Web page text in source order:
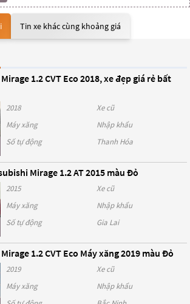
Tin xe khác cùng khoảng giá
1.2 CVT Eco 2018, xe đẹp giá rẻ bất
2018
Xe cũ
Máy xăng
Nhập khẩu
Số tự động
Thanh Hóa
Mirage 1.2 AT 2015 màu Đỏ
2015
Xe cũ
Máy xăng
Nhập khẩu
Số tự động
Gia Lai
1.2 CVT Eco Máy xăng 2019 màu Đỏ
2019
Xe cũ
Máy xăng
Nhập khẩu